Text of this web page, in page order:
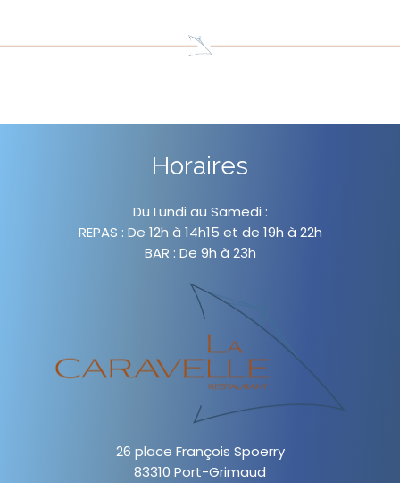
Horaires
Du Lundi au Samedi :
REPAS : De 12h à 14h15 et de 19h à 22h
BAR : De 9h à 23h
26 place François Spoerry
83310 Port-Grimaud